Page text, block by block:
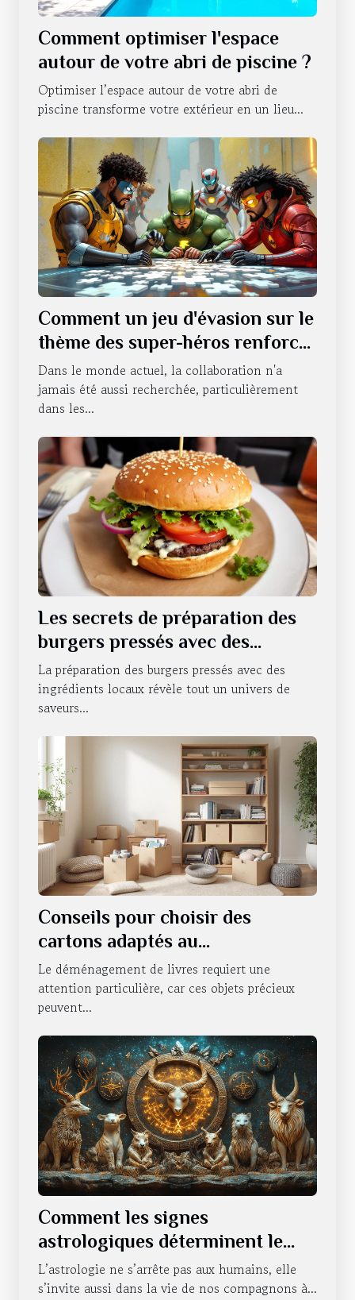
Comment optimiser l'espace
autour de votre abri de piscine ?
Optimiser l’espace autour de votre abri de
piscine transforme votre extérieur en un lieu...
Comment un jeu d'évasion sur le
thème des super-héros renforce
le travail d'équipe ?
Dans le monde actuel, la collaboration n'a
jamais été aussi recherchée, particulièrement
dans les...
Les secrets de préparation des
burgers pressés avec des
ingrédients locaux
La préparation des burgers pressés avec des
ingrédients locaux révèle tout un univers de
saveurs...
Conseils pour choisir des
cartons adaptés au
déménagement de livres
Le déménagement de livres requiert une
attention particulière, car ces objets précieux
peuvent...
Comment les signes
astrologiques déterminent le
caractère de nos animaux
domestiques
L’astrologie ne s’arrête pas aux humains, elle
s’invite aussi dans la vie de nos compagnons à...